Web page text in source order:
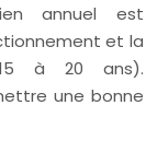
annuel est
et la
15 à 20 ans).
une bonne